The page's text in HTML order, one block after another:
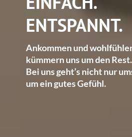
ENTSPANNT.
Ankommen und
kümmern uns um den Rest.
Bei uns geht’s nicht nur
um ein gutes Gefühl.